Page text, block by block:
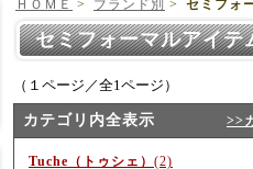
ＨＯＭＥ > ブランド別 > セミフォ
セミフォーマルアイ
（１ページ／全1ページ）
カテゴリ内全表示 >>
Tuche（トゥシェ） (2)